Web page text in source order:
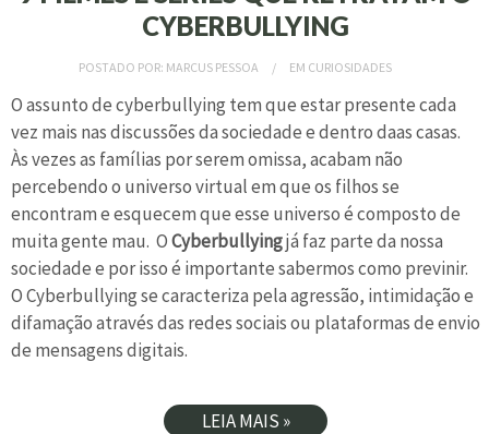
CYBERBULLYING
POSTADO POR: MARCUS PESSOA EM CURIOSIDADES
O assunto de cyberbullying tem que estar presente cada
vez mais nas discussões da sociedade e dentro daas casas.
Às vezes as famílias por serem omissa, acabam não
percebendo o universo virtual em que os filhos se
encontram e esquecem que esse universo é composto de
muita gente mau. OCyberbullyingjá faz parte da nossa
sociedade e por isso é importante sabermos como previnir.
O Cyberbullying se caracteriza pela agressão, intimidação e
difamação através das redes sociais ou plataformas de envio
de mensagens digitais.
LEIA MAIS »